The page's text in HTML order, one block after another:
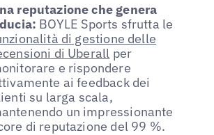
reputazione che genera
BOYLE Sports sfrutta le
di gestione delle
di Uberall per
e rispondere
ai feedback dei
su larga scala,
un impressionante
di reputazione del 99 %.